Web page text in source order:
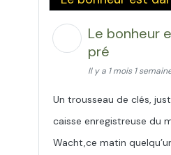
Le bonheur
pré
Il y a 1 mois 1
Un trousseau de clés,
caisse enregistreuse du
Wacht,ce matin